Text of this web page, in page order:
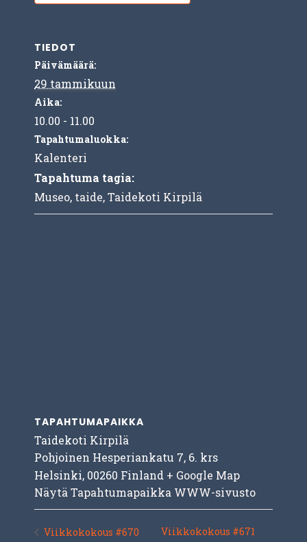
TIEDOT
Päivämäärä:
29 tammikuun
Aika:
10.00 - 11.00
Tapahtumaluokka:
Kalenteri
Tapahtuma tagia:
Museo, taide,Taidekoti Kirpilä
TAPAHTUMAPAIKKA
Taidekoti Kirpilä
Pohjoinen Hesperiankatu 7, 6. krs
Helsinki, 00260 Finland + Google Map
Näytä Tapahtumapaikka WWW-sivusto
Viikkokokous #670
Viikkokokous #671